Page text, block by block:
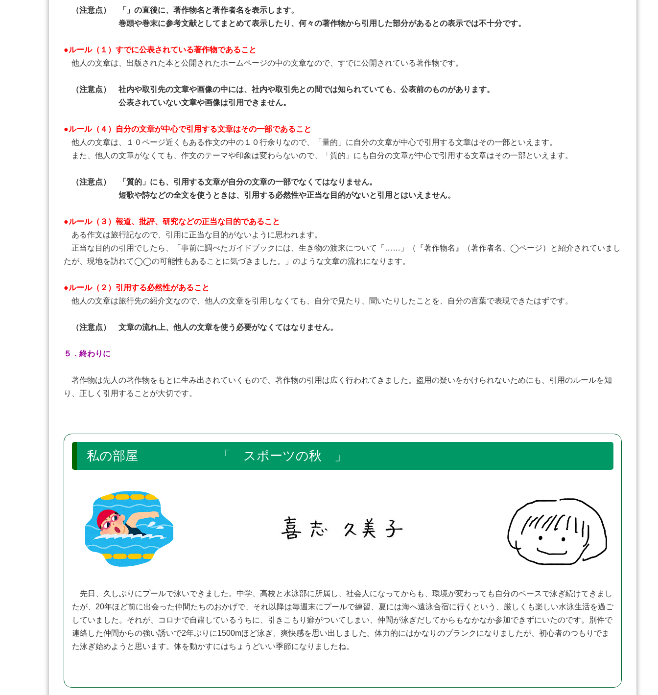
（注意点） 「」の直後に、著作物名と著作者名を表示します。
巻頭や巻末に参考文献としてまとめて表示したり、何々の著作物から引用した部分があるとの表示では不十分です。
●ルール（１）すでに公表されている著作物であること
他人の文章は、出版された本と公開されたホームページの中の文章なので、すでに公開されている著作物です。
（注意点） 社内や取引先の文章や画像の中には、社内や取引先との間では知られていても、公表前のものがあります。
公表されていない文章や画像は引用できません。
●ルール（４）自分の文章が中心で引用する文章はその一部であること
他人の文章は、１０ページ近くもある作文の中の１０行余りなので、「量的」に自分の文章が中心で引用する文章はその一部といえます。
また、他人の文章がなくても、作文のテーマや印象は変わらないので、「質的」にも自分の文章が中心で引用する文章はその一部といえます。
（注意点） 「質的」にも、引用する文章が自分の文章の一部でなくてはなりません。
短歌や詩などの全文を使うときは、引用する必然性や正当な目的がないと引用とはいえません。
●ルール（３）報道、批評、研究などの正当な目的であること
ある作文は旅行記なので、引用に正当な目的がないように思われます。
正当な目的の引用でしたら、「事前に調べたガイドブックには、生き物の渡来について「……」（『著作物名』（著作者名、◯ページ）と紹介されていまし
たが、現地を訪れて◯◯の可能性もあることに気づきました。」のような文章の流れになります。
●ルール（２）引用する必然性があること
他人の文章は旅行先の紹介文なので、他人の文章を引用しなくても、自分で見たり、聞いたりしたことを、自分の言葉で表現できたはずです。
（注意点） 文章の流れ上、他人の文章を使う必要がなくてはなりません。
５．終わりに
著作物は先人の著作物をもとに生み出されていくもので、著作物の引用は広く行われてきました。盗用の疑いをかけられないためにも、引用のルールを知
り、正しく引用することが大切です。
私の部屋 「 スポーツの秋 」
先日、久しぶりにプールで泳いできました。中学、高校と水泳部に所属し、社会人になってからも、環境が変わっても自分のペースで泳ぎ続けてきまし
たが、20年ほど前に出会った仲間たちのおかげで、それ以降は毎週末にプールで練習、夏には海へ遠泳合宿に行くという、厳しくも楽しい水泳生活を過ご
していました。それが、コロナで自粛しているうちに、引きこもり癖がついてしまい、仲間が泳ぎだしてからもなかなか参加できずにいたのです。別件で
連絡した仲間からの強い誘いで2年ぶりに1500mほど泳ぎ、爽快感を思い出しました。体力的にはかなりのブランクになりましたが、初心者のつもりでま
た泳ぎ始めようと思います。体を動かすにはちょうどいい季節になりましたね。